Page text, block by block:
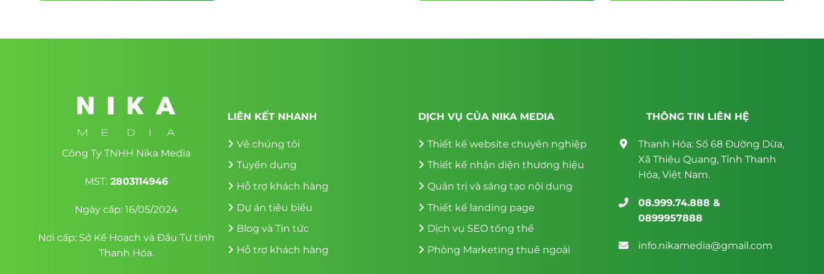
Website sẽ dẫn dắt khách hàng từ nhu cầu (chống nắng, trang trí, ngăn lạnh) đến giải pháp cụ thể, thay vì bắt họ tự mò mẫm trong danh mục
Công Ty TNHH Nika Media
MST: 2803114946
Ngày cấp: 16/05/2024
Nơi cấp: Sở Kế Hoạch và Đầu Tư tỉnh
Thanh Hóa.
LIÊN KẾT NHANH
Về chúng tôi
Tuyển dụng
Hỗ trợ khách hàng
Dự án tiêu biểu
Blog và Tin tức
Hỗ trợ khách hàng
DỊCH VỤ CỦA NIKA MEDIA
Thiết kế website chuyên nghiệp
Thiết kế nhận diện thương hiệu
Quản trị và sáng tạo nội dung
Thiết kế landing page
Dịch vụ SEO tổng thể
Phòng Marketing thuê ngoài
THÔNG TIN LIÊN HỆ
Thanh Hóa: Số 68 Đường Dừa,
Xã Thiệu Quang, Tỉnh Thanh
Hóa, Việt Nam.
08.999.74.888 &
0899957888
info.nikamedia@gmail.com